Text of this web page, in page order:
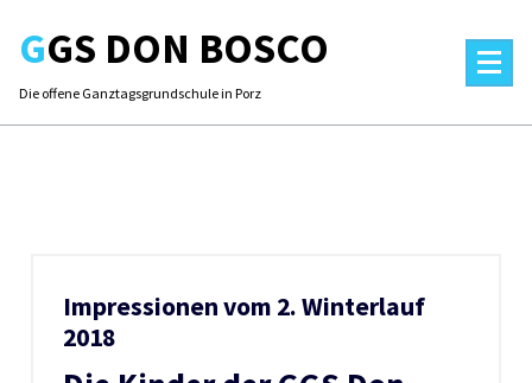
contentGGS DON BOSCO
Die offene Ganztagsgrundschule in Porz
Impressionen vom 2. Winterlauf
2018